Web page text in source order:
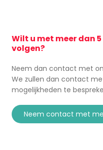
Wilt u met meer dan
volgen?
Neem dan contact met
We zullen dan contact
mogelijkheden te
neem contact met